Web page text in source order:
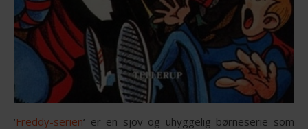
‘Freddy-serien‘ er en sjov og uhyggelig børneserie som